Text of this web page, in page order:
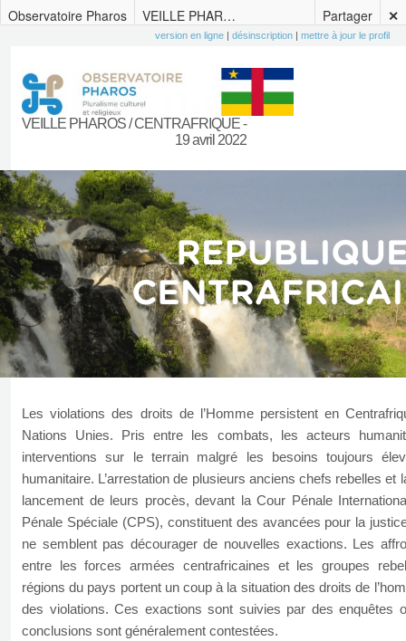
Observatoire Pharos VEILLE PHAROS / CENTRAFRIQUE – 19 avril 2022 ✕
Partager